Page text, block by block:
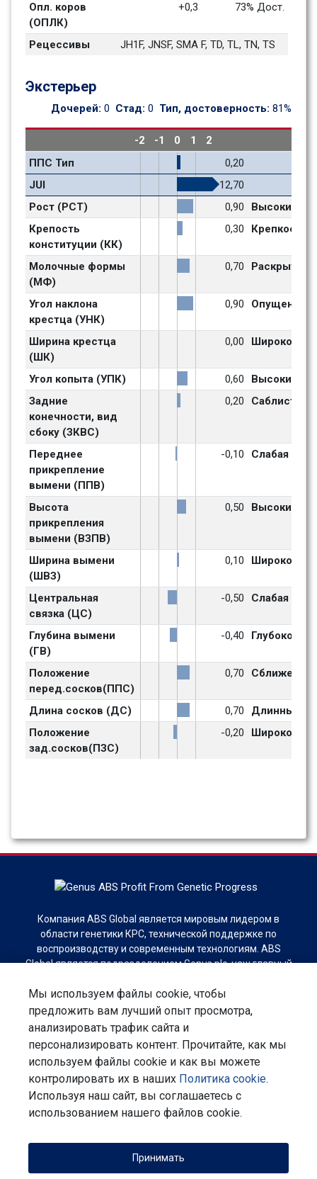
Опл. коров
(ОПЛК)
+0,3 73% Дост.
Рецессивы JH1F, JNSF, SMA F, TD, TL, TN, TS
Экстерьер
Дочерей: 0 Стад: 0 Тип, достоверность: 81%
-2 -1 0 1
2
ППС Тип
0,20
JUI
12,70
Рост (РСТ)
0,90
Высокий
Крепость
конституции (КК)
0,30 Крепкое
Молочные формы
(МФ)
0,70 Раскрытый
Угол наклона
крестца (УНК)
0,90 Опущен
Ширина крестца
(ШК)
0,00 Широкое
Угол копыта (УПК) 0,60
Высокий
Задние
конечности, вид
сбоку (ЗКВС)
0,20 Саблистые
Переднее
прикрепление
вымени (ППВ)
-0,10 Слабая
Высота
прикрепления
вымени (ВЗПВ)
0,50 Высокий
Ширина вымени
(ШВЗ)
0,10 Широкое
Центральная
связка (ЦС)
-0,50 Слабая
Глубина вымени
(ГВ)
-0,40 Глубокое
Положение
перед.сосков(ППС)
0,70 Сближено
Длина сосков (ДС) 0,70
Длинные
Положение
зад.сосков(ПЗС)
-0,20 Широкое
Call us (34) 3319-5400
Мы используем файлы cookie, чтобы
предложить вам лучший опыт просмотра,
анализировать трафик сайта и
персонализировать контент. Прочитайте, как мы
используем файлы cookie и как вы можете
контролировать их в наших Политика cookie.
Используя наш сайт, вы соглашаетесь с
использованием нашего файлов cookie.
Принимать
Компания ABS Global является мировым лидером в
области генетики КРС, технической поддержке по
воспроизводству и современным технологиям. ABS
Global является подразделением Genus plc, наш главный
Подписаться на рассылку
Связаться с нами
Положение о конфиденциальности
Условия Корпоративная ответственность